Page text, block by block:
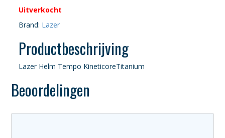
Uitverkocht
Brand: Lazer
Productbeschrijving
Lazer Helm Tempo KineticoreTitanium
Beoordelingen